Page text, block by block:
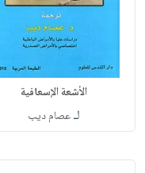
الأشعة الإسعافية
لـعصام ديب